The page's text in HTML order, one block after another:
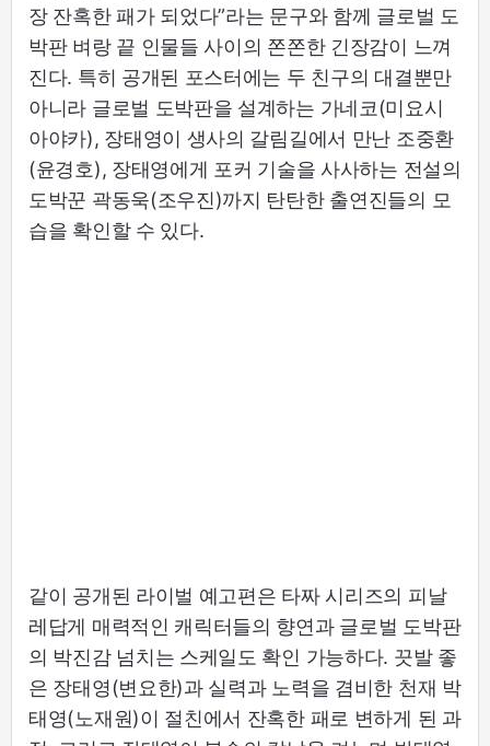
장 잔혹한 패가 되었다”라는 문구와 함께 글로벌 도
박판 벼랑 끝 인물들 사이의 쫀쫀한 긴장감이 느껴
진다. 특히 공개된 포스터에는 두 친구의 대결뿐만
아니라 글로벌 도박판을 설계하는 가네코(미요시
아야카), 장태영이 생사의 갈림길에서 만난 조중환
(윤경호), 장태영에게 포커 기술을 사사하는 전설의
도박꾼 곽동욱(조우진)까지 탄탄한 출연진들의 모
습을 확인할 수 있다.
같이 공개된 라이벌 예고편은 타짜 시리즈의 피날
레답게 매력적인 캐릭터들의 향연과 글로벌 도박판
의 박진감 넘치는 스케일도 확인 가능하다. 끗발 좋
은 장태영(변요한)과 실력과 노력을 겸비한 천재 박
태영(노재원)이 절친에서 잔혹한 패로 변하게 된 과